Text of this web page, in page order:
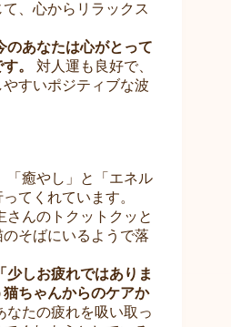
、心からリラックス
のあなたは心がとって
。
対人運も良好で、
すいポジティブな波
「癒やし」と「エネル
てくれています。
さんのトクットクッと
そばにいるようで落
「少しお疲れではありま
ちゃんからのケアか
なたの疲れを吸い取っ